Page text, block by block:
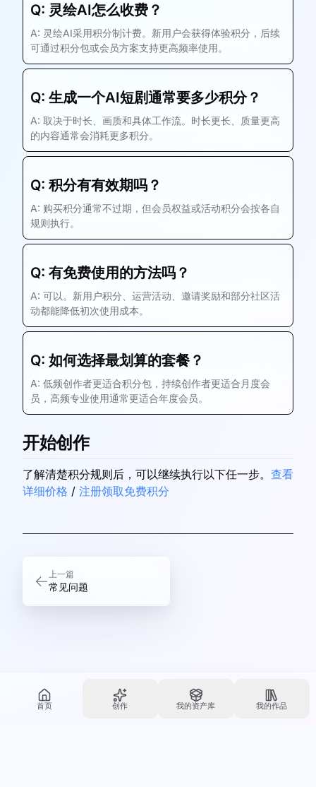
首页 创作 我的资产库 我的作品
Q: 灵绘AI怎么收费？
A: 灵绘AI采用积分制计费。新用户会获得体验积分，后续
可通过积分包或会员方案支持更高频率使用。
Q: 生成一个AI短剧通常要多少积分？
A: 取决于时长、画质和具体工作流。时长更长、质量更高
的内容通常会消耗更多积分。
Q: 积分有有效期吗？
A: 购买积分通常不过期，但会员权益或活动积分会按各自
规则执行。
Q: 有免费使用的方法吗？
A: 可以。新用户积分、运营活动、邀请奖励和部分社区活
动都能降低初次使用成本。
Q: 如何选择最划算的套餐？
A: 低频创作者更适合积分包，持续创作者更适合月度会
员，高频专业使用通常更适合年度会员。
开始创作
了解清楚积分规则后，可以继续执行以下任一步。 查看
详细价格 / 注册领取免费积分
上一篇
常见问题